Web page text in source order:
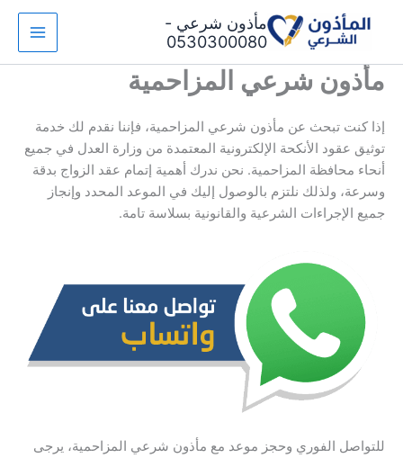
مأذون شرعي -
0530300080
مأذون شرعي المزاحمية
إذا كنت تبحث عن مأذون شرعي المزاحمية، فإننا نقدم لك خدمة
توثيق عقود الأنكحة الإلكترونية المعتمدة من وزارة العدل في جميع
أنحاء محافظة المزاحمية. نحن ندرك أهمية إتمام عقد الزواج بدقة
وسرعة، ولذلك نلتزم بالوصول إليك في الموعد المحدد وإنجاز
جميع الإجراءات الشرعية والقانونية بسلاسة تامة.
للتواصل الفوري وحجز موعد مع مأذون شرعي المزاحمية، يرجى